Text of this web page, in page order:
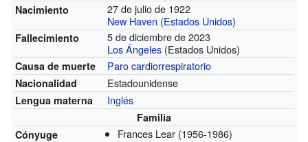
Nacimiento
27 de julio de 1922
New Haven (Estados Unidos)
Fallecimiento
5 de diciembre de 2023
Los Ángeles (Estados Unidos)
Causa de muerte Paro cardiorrespiratorio
Nacionalidad Estadounidense
Lengua materna Inglés
Familia
Cónyuge
Frances Lear (1956-1986)